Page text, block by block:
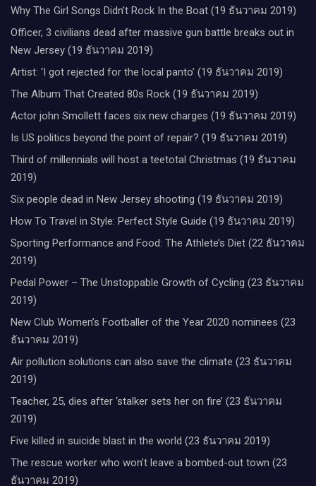
Why The Girl Songs Didn’t Rock In the Boat (19 ธันวาคม 2019)
Officer, 3 civilians dead after massive gun battle breaks out in
New Jersey (19 ธันวาคม 2019)
Artist: ‘I got rejected for the local panto’ (19 ธันวาคม 2019)
The Album That Created 80s Rock (19 ธันวาคม 2019)
Actor john Smollett faces six new charges (19 ธันวาคม 2019)
Is US politics beyond the point of repair? (19 ธันวาคม 2019)
Third of millennials will host a teetotal Christmas (19 ธันวาคม
2019)
Six people dead in New Jersey shooting (19 ธันวาคม 2019)
How To Travel in Style: Perfect Style Guide (19 ธันวาคม 2019)
Sporting Performance and Food: The Athlete’s Diet (22 ธันวาคม
2019)
Pedal Power – The Unstoppable Growth of Cycling (23 ธันวาคม
2019)
New Club Women’s Footballer of the Year 2020 nominees (23
ธันวาคม 2019)
Air pollution solutions can also save the climate (23 ธันวาคม
2019)
Teacher, 25, dies after ‘stalker sets her on fire’ (23 ธันวาคม
2019)
Five killed in suicide blast in the world (23 ธันวาคม 2019)
The rescue worker who won’t leave a bombed-out town (23
ธันวาคม 2019)